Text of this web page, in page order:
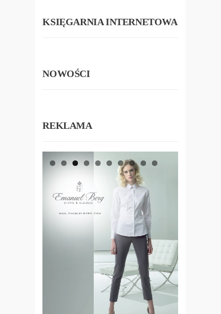
KSIĘGARNIA INTERNETOWA
NOWOŚCI
REKLAMA